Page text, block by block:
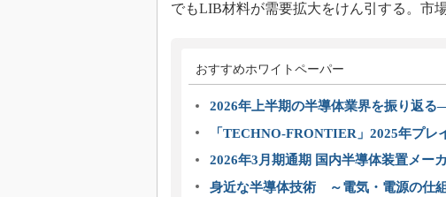
でもLIB材料が需要拡大をけん引する。市
おすすめホワイトペーパー
2026年上半期の半導体業界を振り返
「TECHNO-FRONTIER」2025年プレ
2026年3月期通期 国内半導体装置メー
身近な半導体技術 ～電気・電源の仕